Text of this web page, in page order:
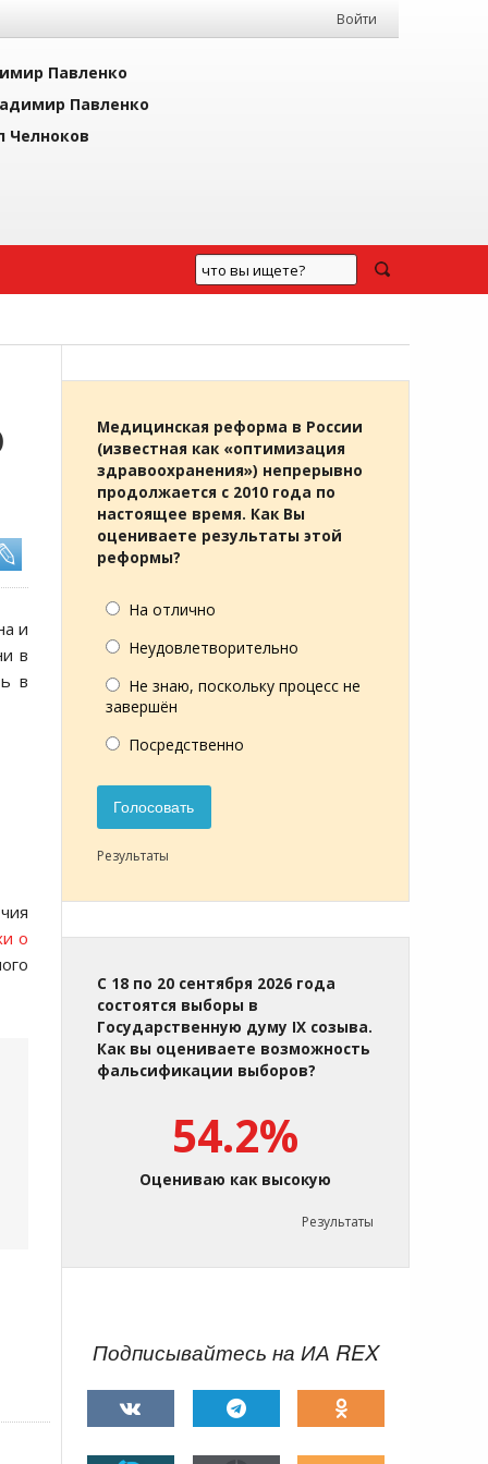
Войти
Павленко
Павленко
Челноков
и
в
в
о
Медицинская реформа в России
(известная как «оптимизация
здравоохранения») непрерывно
продолжается с 2010 года по
настоящее время. Как Вы
оцениваете результаты этой
реформы?
На отлично
Неудовлетворительно
Не знаю, поскольку процесс не
завершён
Посредственно
Голосовать
Результаты
С 18 по 20 сентября 2026 года
состоятся выборы в
Государственную думу IX созыва.
Как вы оцениваете возможность
фальсификации выборов?
54.2%
Оцениваю как высокую
Результаты
Подписывайтесь на ИА REX